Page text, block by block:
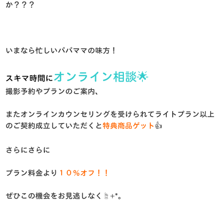
か？？？
いまなら忙しいパパママの味方！
スキマ時間に オンライン相談🌟
撮影予約やプランのご案内、
またオンラインカウンセリングを受けられてライトプラン以上
のご契約成立していただくと特典商品ゲット 👍
さらにさらに
プラン料金より １０％オフ！！
ぜひこの機会をお見逃しなく☝️+*。